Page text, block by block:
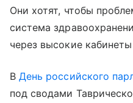
Они хотят, чтобы
система
через высокие
ВДень российского
под сводами